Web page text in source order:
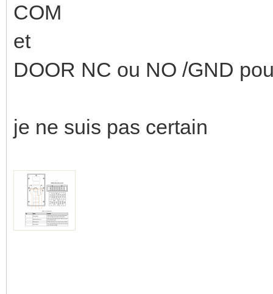
COM
et
DOOR NC ou NO /GND
je ne suis pas certain